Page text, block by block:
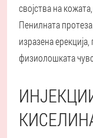
својства на
Пенилната
изразена
физиолошката